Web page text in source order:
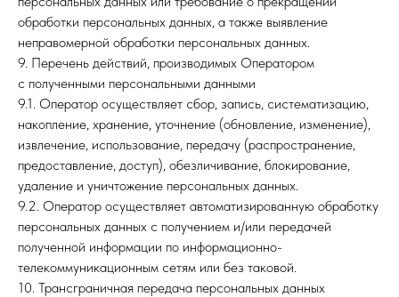
обработки персональных данных, а также выявление
неправомерной обработки персональных данных.
9. Перечень действий, производимых Оператором
с полученными персональными данными
9.1. Оператор осуществляет сбор, запись, систематизацию,
накопление, хранение, уточнение (обновление, изменение),
извлечение, использование, передачу (распространение,
предоставление, доступ), обезличивание, блокирование,
удаление и уничтожение персональных данных.
9.2. Оператор осуществляет автоматизированную обработку
персональных данных с получением и/или передачей
полученной информации по информационно-
телекоммуникационным сетям или без таковой.
10. Трансграничная передача персональных данных